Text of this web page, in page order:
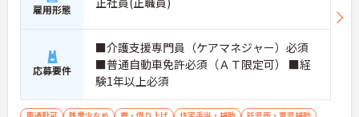
雇用形態
応募要件
■介護支援専門員（ケアマネジャー）必須
■普通自動車免許必須（ＡＴ限定可） ■経
験1年以上必須